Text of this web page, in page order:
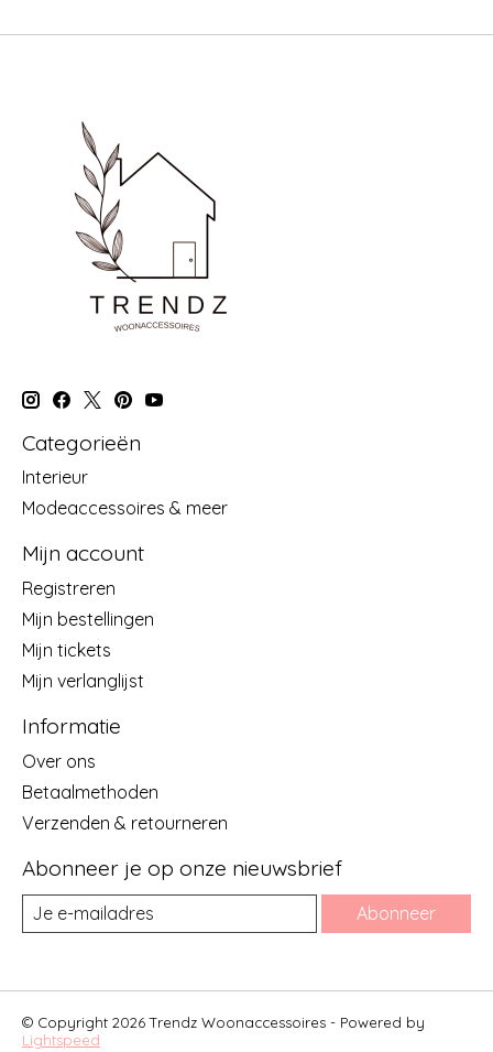
Categorieën
Interieur
Modeaccessoires & meer
Mijn account
Registreren
Mijn bestellingen
Mijn tickets
Mijn verlanglijst
Informatie
Over ons
Betaalmethoden
Verzenden & retourneren
Abonneer je op onze nieuwsbrief
Abonneer
© Copyright 2026 Trendz Woonaccessoires - Powered by
Lightspeed